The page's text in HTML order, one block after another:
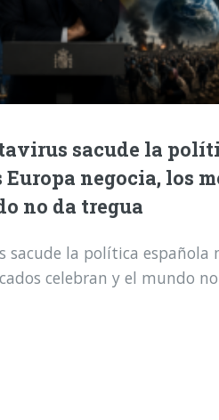
sacude la
negocia, los
no da tregua
sacude la política española
celebran y el mundo